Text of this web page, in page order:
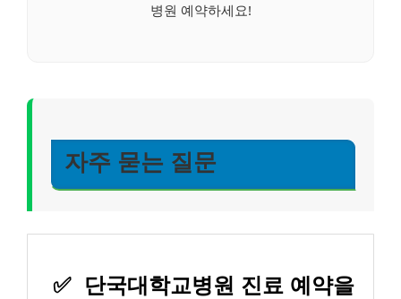
병원 예약하세요!
자주 묻는 질문
✅
단국대학교병원 진료 예약을